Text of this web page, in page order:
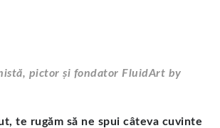
pictor și fondator FluidArt by
te rugăm să ne spui câteva cuvinte